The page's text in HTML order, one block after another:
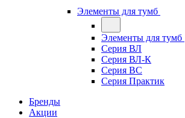
Элементы для тумб
Элементы для тумб
Серия ВЛ
Серия ВЛ-К
Серия ВС
Серия Практик
Бренды
Акции